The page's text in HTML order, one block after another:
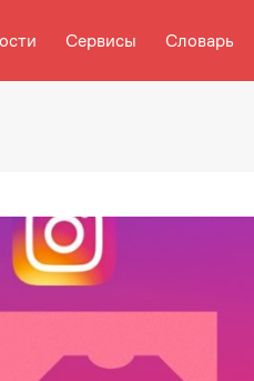
Сервисы Словарь